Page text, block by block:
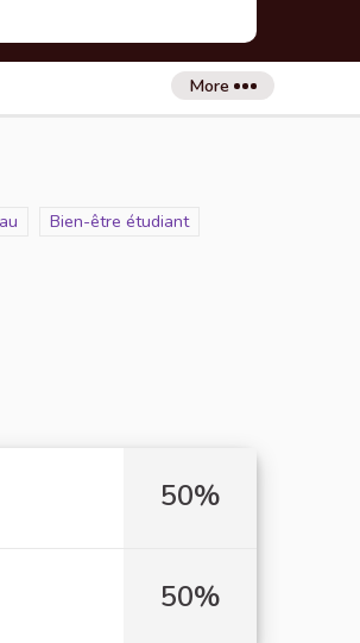
More
Scope
Bien-être étudiant
50%
50%